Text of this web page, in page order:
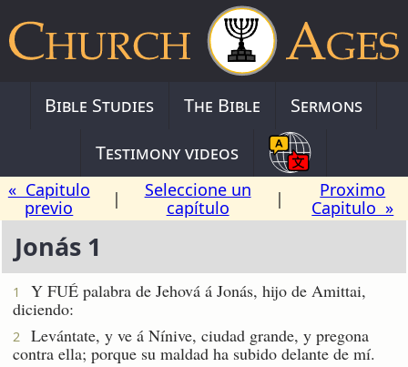
Bible Studies The Bible
Sermons
Testimony videos
« Capitulo
previo
|
Seleccione un
capítulo
|
Proximo
Capitulo »
Jonás 1
1
Y FUÉ palabra de Jehová á Jonás, hijo de Amittai,
diciendo:
2
Levántate, y ve á Nínive, ciudad grande, y pregona
contra ella; porque su maldad ha subido delante de mí.